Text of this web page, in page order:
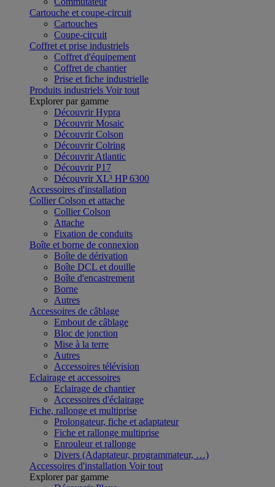
Cartouche et coupe-circuit
Cartouches
Coupe-circuit
Coffret et prise industriels
Coffret d'équipement
Coffret de chantier
Prise et fiche industrielle
Produits industriels Voir tout
Explorer par gamme
Découvrir Hypra
Découvrir Mosaic
Découvrir Colson
Découvrir Colring
Découvrir Atlantic
Découvrir P17
Découvrir XL³ HP 6300
Accessoires d'installation
Collier Colson et attache
Collier Colson
Attache
Fixation de conduits
Boîte et borne de connexion
Boîte de dérivation
Boîte DCL et douille
Boîte d'encastrement
Borne
Autres
Accessoires de câblage
Embout de câblage
Bloc de jonction
Mise à la terre
Autres
Accessoires télévision
Eclairage et accessoires
Eclairage de chantier
Accessoires d'éclairage
Fiche, rallonge et multiprise
Prolongateur, fiche et adaptateur
Fiche et rallonge multiprise
Enrouleur et rallonge
Divers (Adaptateur, programmateur, …)
Accessoires d'installation Voir tout
Explorer par gamme